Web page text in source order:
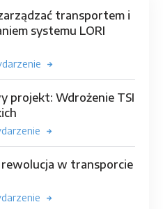
transportem i
systemu LORI
projekt: Wdrożenie TSI
w transporcie